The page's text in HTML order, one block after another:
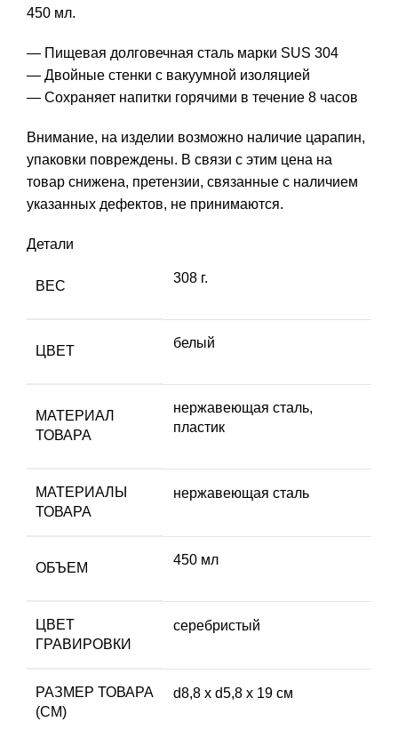
450 мл.
— Пищевая долговечная сталь марки SUS 304
— Двойные стенки с вакуумной изоляцией
— Сохраняет напитки горячими в течение 8 часов
Внимание, на изделии возможно наличие царапин,
упаковки повреждены. В связи с этим цена на
товар снижена, претензии, связанные с наличием
указанных дефектов, не принимаются.
Детали
ВЕС
308 г.
ЦВЕТ
белый
МАТЕРИАЛ
ТОВАРА
нержавеющая сталь,
пластик
МАТЕРИАЛЫ
ТОВАРА
нержавеющая cталь
ОБЪЕМ
450 мл
ЦВЕТ
ГРАВИРОВКИ
серебристый
РАЗМЕР ТОВАРА
(СМ)
d8,8 х d5,8 х 19 см